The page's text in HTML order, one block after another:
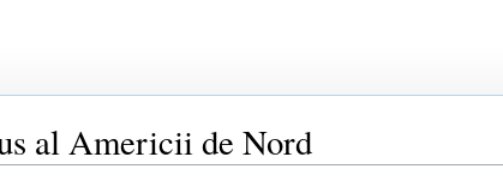
al Americii de Nord